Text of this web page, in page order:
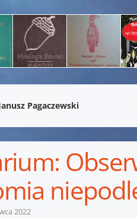
Pagaczewski
2022